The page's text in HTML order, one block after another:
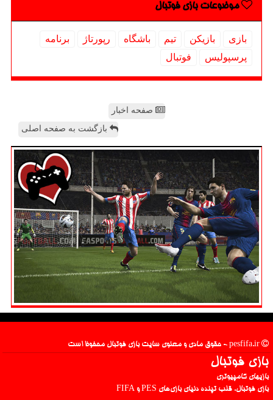
موضوعات بازی فوتبال
بازی بازیكن تیم باشگاه رپورتاژ
برنامه
پرسپولیس
فوتبال
صفحه اخبار
بازگشت به صفحه اصلی
بازی فوتبال
بازیهای کامپیوتری
بازی فوتبال، قلب تپنده دنیای بازی‌های PES و FIFA